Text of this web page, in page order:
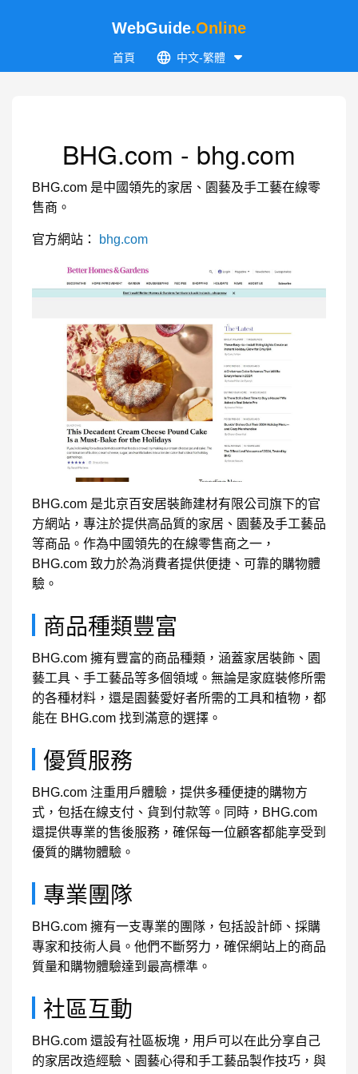
WebGuide.Online
首頁 中文-繁體
BHG.com - bhg.com
BHG.com 是中國領先的家居、園藝及手工藝在線零
售商。
官方網站： bhg.com
BHG.com 是北京百安居裝飾建材有限公司旗下的官
方網站，專注於提供高品質的家居、園藝及手工藝品
等商品。作為中國領先的在線零售商之一，
BHG.com 致力於為消費者提供便捷、可靠的購物體
驗。
商品種類豐富
BHG.com 擁有豐富的商品種類，涵蓋家居裝飾、園
藝工具、手工藝品等多個領域。無論是家庭裝修所需
的各種材料，還是園藝愛好者所需的工具和植物，都
能在 BHG.com 找到滿意的選擇。
優質服務
BHG.com 注重用戶體驗，提供多種便捷的購物方
式，包括在線支付、貨到付款等。同時，BHG.com
還提供專業的售後服務，確保每一位顧客都能享受到
優質的購物體驗。
專業團隊
BHG.com 擁有一支專業的團隊，包括設計師、採購
專家和技術人員。他們不斷努力，確保網站上的商品
質量和購物體驗達到最高標準。
社區互動
BHG.com 還設有社區板塊，用戶可以在此分享自己
的家居改造經驗、園藝心得和手工藝品製作技巧，與